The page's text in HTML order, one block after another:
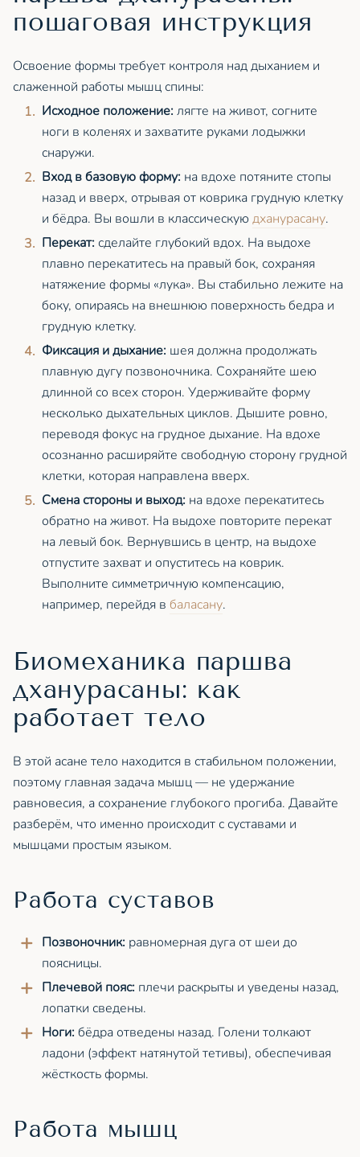
пошаговая инструкция
Освоение формы требует контроля над дыханием и
слаженной работы мышц спины:
Исходное положение:лягте на живот, согните
ноги в коленях и захватите руками лодыжки
снаружи.
Вход в базовую форму: на вдохе потяните стопы
назад и вверх, отрывая от коврика грудную клетку
и бёдра. Вы вошли в классическую дханурасану.
Перекат:сделайте глубокий вдох. На выдохе
плавно перекатитесь на правый бок, сохраняя
натяжение формы «лука». Вы стабильно лежите на
боку, опираясь на внешнюю поверхность бедра и
грудную клетку.
Фиксация и дыхание: шея должна продолжать
плавную дугу позвоночника. Сохраняйте шею
длинной со всех сторон. Удерживайте форму
несколько дыхательных циклов. Дышите ровно,
переводя фокус на грудное дыхание. На вдохе
осознанно расширяйте свободную сторону грудной
клетки, которая направлена вверх.
Смена стороны и выход: на вдохе перекатитесь
обратно на живот. На выдохе повторите перекат
на левый бок. Вернувшись в центр, на выдохе
отпустите захват и опуститесь на коврик.
Выполните симметричную компенсацию,
например, перейдя в баласану.
Биомеханика паршва
дханурасаны: как
работает тело
В этой асане тело находится в стабильном положении,
поэтому главная задача мышц — не удержание
равновесия, а сохранение глубокого прогиба. Давайте
разберём, что именно происходит с суставами и
мышцами простым языком.
Работа суставов
Позвоночник: равномерная дуга от шеи до
поясницы.
Плечевой пояс: плечи раскрыты и уведены назад,
лопатки сведены.
Ноги:бёдра отведены назад. Голени толкают
ладони (эффект натянутой тетивы), обеспечивая
жёсткость формы.
Работа мышц